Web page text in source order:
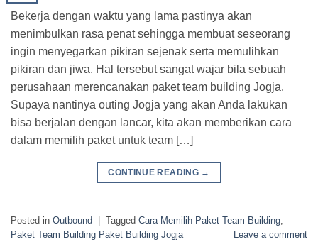
Bekerja dengan waktu yang lama pastinya akan
menimbulkan rasa penat sehingga membuat seseorang
ingin menyegarkan pikiran sejenak serta memulihkan
pikiran dan jiwa. Hal tersebut sangat wajar bila sebuah
perusahaan merencanakan paket team building Jogja.
Supaya nantinya outing Jogja yang akan Anda lakukan
bisa berjalan dengan lancar, kita akan memberikan cara
dalam memilih paket untuk team […]
CONTINUE READING →
Posted in Outbound Tagged Cara Memilih Paket Team Building,
Paket Team Building Paket Building Jogja
Leave a comment